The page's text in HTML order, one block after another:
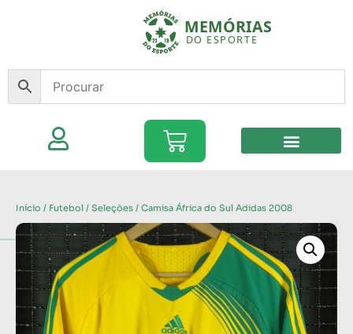
Início / Futebol / Seleções / Camisa África do Sul Adidas 2008